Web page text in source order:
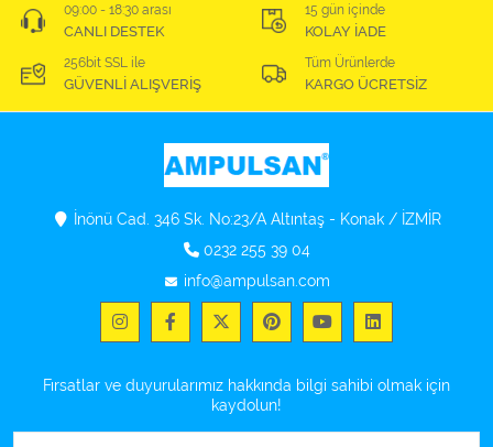
09:00 - 18:30 arası
CANLI DESTEK
15 gün içinde
KOLAY İADE
256bit SSL ile
GÜVENLİ ALIŞVERİŞ
Tüm Ürünlerde
KARGO ÜCRETSİZ
İnönü Cad. 346 Sk. No:23/A Altıntaş - Konak / İZMİR
0232 255 39 04
info@ampulsan.com
Fırsatlar ve duyurularımız hakkında bilgi sahibi olmak için
kaydolun!